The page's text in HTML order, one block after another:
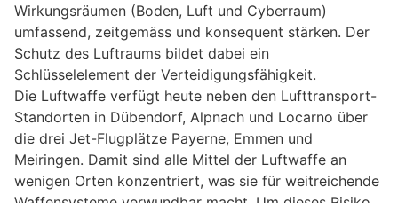
Wirkungsräumen (Boden, Luft und Cyberraum)
umfassend, zeitgemäss und konsequent stärken. Der
Schutz des Luftraums bildet dabei ein
Schlüsselelement der Verteidigungsfähigkeit.
Die Luftwaffe verfügt heute neben den Lufttransport-
Standorten in Dübendorf, Alpnach und Locarno über
die drei Jet-Flugplätze Payerne, Emmen und
Meiringen. Damit sind alle Mittel der Luftwaffe an
wenigen Orten konzentriert, was sie für weitreichende